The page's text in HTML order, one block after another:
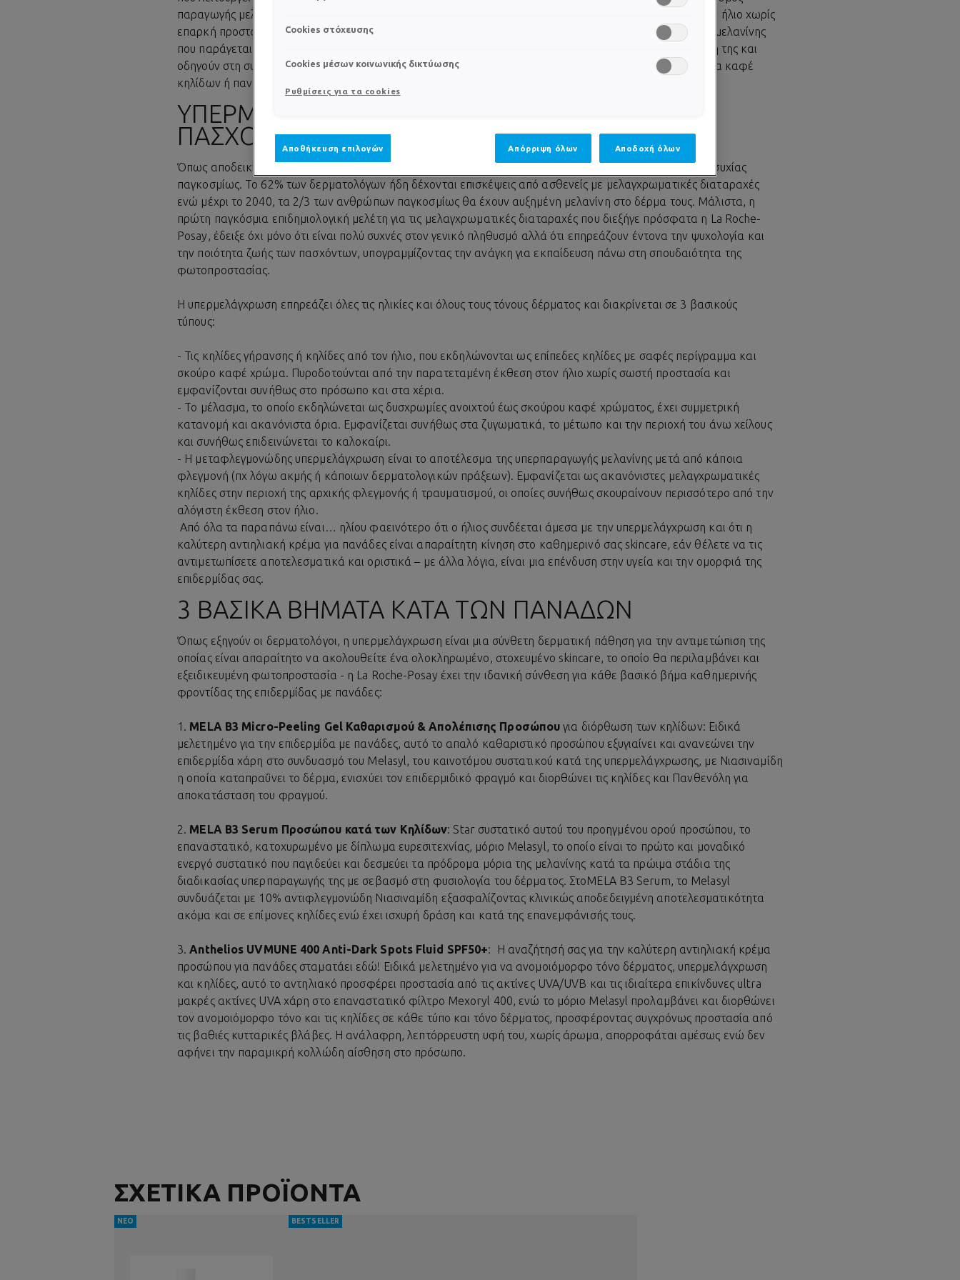
παραγωγής μελανίνης διαταραχτεί, κυρίως εξαιτίας παρατεταμένης ή επαναλαμβανόμενης έκθεσης στον ήλιο χωρίς
επαρκή προστασία, τότε πυροδοτείται η εμφάνιση πανάδων. Πιο συγκεκριμένα, η υπερβολική ποσότητα μελανίνης
που παράγεται, σε συνδυασμό με το οξειδωτικό στρες που ο ήλιος, εμποδίζουν την ομοιόμορφη κατανομή της και
οδηγούν στη συσσώρευσή της σε συγκεκριμένα σημεία της επιδερμίδας. Το αποτέλεσμα είναι η δημιουργία καφέ
κηλίδων ή πανάδων, που θεωρούνται από τα πιο χαρακτηριστικά σημάδια φωτογήρανσης.
ΥΠΕΡΜΕΛΆΓΧΡΩΣΗ: ΠΏΣ ΕΠΗΡΕΆΖΕΙ ΤΟΥΣ
ΠΆΣΧΟΝΤΕΣ;
Όπως αποδεικνύουν οι έρευνες, η υπερμελάγχρωση είναι μια υποεκτιμημένη αλλά αυξανόμενη πηγή ανησυχίας
παγκοσμίως. Το 62% των δερματολόγων ήδη δέχονται επισκέψεις από ασθενείς με μελαγχρωματικές διαταραχές
ενώ μέχρι το 2040, τα 2/3 των ανθρώπων παγκοσμίως θα έχουν αυξημένη μελανίνη στο δέρμα τους. Μάλιστα, η
πρώτη παγκόσμια επιδημιολογική μελέτη για τις μελαγχρωματικές διαταραχές που διεξήγε πρόσφατα η La Roche-
Posay, έδειξε όχι μόνο ότι είναι πολύ συχνές στον γενικό πληθυσμό αλλά ότι επηρεάζουν έντονα την ψυχολογία και
την ποιότητα ζωής των πασχόντων, υπογραμμίζοντας την ανάγκη για εκπαίδευση πάνω στη σπουδαιότητα της
φωτοπροστασίας.
Η υπερμελάγχρωση επηρεάζει όλες τις ηλικίες και όλους τους τόνους δέρματος και διακρίνεται σε 3 βασικούς
τύπους:
- Τις κηλίδες γήρανσης ή κηλίδες από τον ήλιο, που εκδηλώνονται ως επίπεδες κηλίδες με σαφές περίγραμμα και
σκούρο καφέ χρώμα. Πυροδοτούνται από την παρατεταμένη έκθεση στον ήλιο χωρίς σωστή προστασία και
εμφανίζονται συνήθως στο πρόσωπο και στα χέρια.
- Το μέλασμα, το οποίο εκδηλώνεται ως δυσχρωμίες ανοιχτού έως σκούρου καφέ χρώματος, έχει συμμετρική
κατανομή και ακανόνιστα όρια. Εμφανίζεται συνήθως στα ζυγωματικά, το μέτωπο και την περιοχή του άνω χείλους
και συνήθως επιδεινώνεται το καλοκαίρι.
- Η μεταφλεγμονώδης υπερμελάγχρωση είναι το αποτέλεσμα της υπερπαραγωγής μελανίνης μετά από κάποια
φλεγμονή (πχ λόγω ακμής ή κάποιων δερματολογικών πράξεων). Εμφανίζεται ως ακανόνιστες μελαγχρωματικές
κηλίδες στην περιοχή της αρχικής φλεγμονής ή τραυματισμού, οι οποίες συνήθως σκουραίνουν περισσότερο από την
αλόγιστη έκθεση στον ήλιο.
Από όλα τα παραπάνω είναι… ηλίου φαεινότερο ότι ο ήλιος συνδέεται άμεσα με την υπερμελάγχρωση και ότι η
καλύτερη αντιηλιακή κρέμα για πανάδες είναι απαραίτητη κίνηση στο καθημερινό σας skincare, εάν θέλετε να τις
αντιμετωπίσετε αποτελεσματικά και οριστικά – με άλλα λόγια, είναι μια επένδυση στην υγεία και την ομορφιά της
επιδερμίδας σας.
3 ΒΑΣΙΚΆ ΒΉΜΑΤΑ ΚΑΤΆ ΤΩΝ ΠΑΝΆΔΩΝ
Όπως εξηγούν οι δερματολόγοι, η υπερμελάγχρωση είναι μια σύνθετη δερματική πάθηση για την αντιμετώπιση της
οποίας είναι απαραίτητο να ακολουθείτε ένα ολοκληρωμένο, στοχευμένο skincare, το οποίο θα περιλαμβάνει και
εξειδικευμένη φωτοπροστασία - η La Roche-Posay έχει την ιδανική σύνθεση για κάθε βασικό βήμα καθημερινής
φροντίδας της επιδερμίδας με πανάδες:
1. MELA B3 Micro-Peeling Gel Καθαρισμού & Απολέπισης Προσώπου για διόρθωση των κηλίδων: Ειδικά
μελετημένο για την επιδερμίδα με πανάδες, αυτό το απαλό καθαριστικό προσώπου εξυγιαίνει και ανανεώνει την
επιδερμίδα χάρη στο συνδυασμό του Melasyl, του καινοτόμου συστατικού κατά της υπερμελάγχρωσης, με Νιασιναμίδη
η οποία καταπραΰνει το δέρμα, ενισχύει τον επιδερμιδικό φραγμό και διορθώνει τις κηλίδες και Πανθενόλη για
αποκατάσταση του φραγμού.
2. MELA B3 Serum Προσώπου κατά των Κηλίδων: Star συστατικό αυτού του προηγμένου ορού προσώπου, το
επαναστατικό, κατοχυρωμένο με δίπλωμα ευρεσιτεχνίας, μόριο Melasyl, το οποίο είναι το πρώτο και μοναδικό
ενεργό συστατικό που παγιδεύει και δεσμεύει τα πρόδρομα μόρια της μελανίνης κατά τα πρώιμα στάδια της
διαδικασίας υπερπαραγωγής της με σεβασμό στη φυσιολογία του δέρματος. ΣτοMELA B3 Serum, το Melasyl
συνδυάζεται με 10% αντιφλεγμονώδη Νιασιναμίδη εξασφαλίζοντας κλινικώς αποδεδειγμένη αποτελεσματικότητα
ακόμα και σε επίμονες κηλίδες ενώ έχει ισχυρή δράση και κατά της επανεμφάνισής τους.
3.Anthelios UVMUNE 400 Anti-Dark Spots Fluid SPF50+: Η αναζήτησή σας για την καλύτερη αντιηλιακή κρέμα
προσώπου για πανάδες σταματάει εδώ! Ειδικά μελετημένο για να ανομοιόμορφο τόνο δέρματος, υπερμελάγχρωση
και κηλίδες, αυτό το αντηλιακό προσφέρει προστασία από τις ακτίνες UVA/UVB και τις ιδιαίτερα επικίνδυνες ultra
μακρές ακτίνες UVA χάρη στο επαναστατικό φίλτρο Mexoryl 400, ενώ το μόριο Melasyl προλαμβάνει και διορθώνει
τον ανομοιόμορφο τόνο και τις κηλίδες σε κάθε τύπο και τόνο δέρματος, προσφέροντας συγχρόνως προστασία από
τις βαθιές κυτταρικές βλάβες. Η ανάλαφρη, λεπτόρρευστη υφή του, χωρίς άρωμα, απορροφάται αμέσως ενώ δεν
αφήνει την παραμικρή κολλώδη αίσθηση στο πρόσωπο.
ΣΧΕΤΙΚΑ ΠΡΟΪΟΝΤΑ
ΝΕΟ BESTSELLER
Cookies στόχευσης
Cookies μέσων κοινωνικής δικτύωσης
Ρυθμίσεις για τα cookies
Αποθήκευση επιλογών Απόρριψη όλων Αποδοχή όλων